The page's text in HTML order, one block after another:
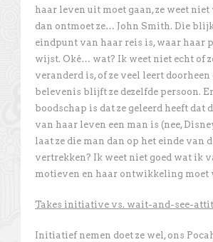
haar leven uit moet gaan, ze weet niet
dan ontmoet ze… John Smith. Die
eindpunt van haar reis is, waar haar
wijst. Oké… wat? Ik weet niet echt of
veranderd is, of ze veel leert
belevenis blijft ze dezelfde persoon.
boodschap is dat ze geleerd heeft dat
van haar leven een man is (nee,
laat ze die man dan op het einde van
vertrekken? Ik weet niet goed wat ik
motieven en haar ontwikkeling moet
Takes initiative vs. wait-and-see-
Initiatief nemen doet ze wel, ons